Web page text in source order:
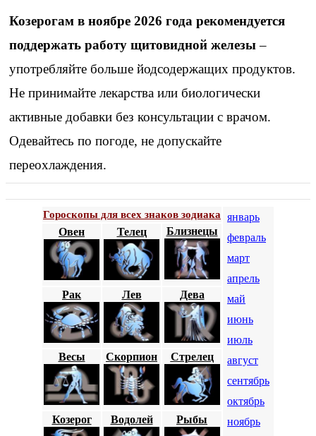
Козерогам в ноябре 2026 года рекомендуется
поддержать работу щитовидной железы–
употребляйте больше йодсодержащих продуктов.
Не принимайте лекарства или биологически
активные добавки без консультации с врачом.
Одевайтесь по погоде, не допускайте
переохлаждения.
Гороскопы для всех знаков зодиака
январь
февраль
март
апрель
май
июнь
июль
август
сентябрь
октябрь
ноябрь
Овен Телец Близнецы
Рак Лев Дева
Весы Скорпион Стрелец
Козерог Водолей Рыбы